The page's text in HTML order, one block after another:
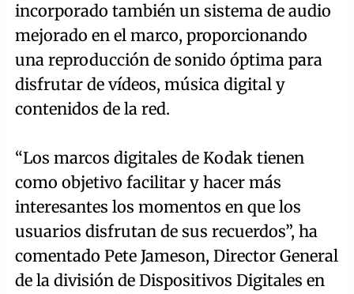
incorporado también un sistema de audio
mejorado en el marco, proporcionando
una reproducción de sonido óptima para
disfrutar de vídeos, música digital y
contenidos de la red.
“Los marcos digitales de Kodak tienen
como objetivo facilitar y hacer más
interesantes los momentos en que los
usuarios disfrutan de sus recuerdos”, ha
comentado Pete Jameson, Director General
de la división de Dispositivos Digitales en